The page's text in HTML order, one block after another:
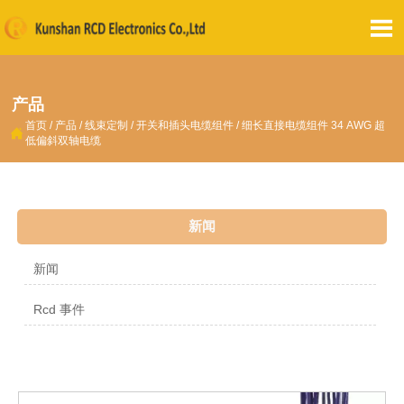

产品
 首页 / 产品 /线束定制 /开关和插头电缆组件 /细长直接电缆组件 34 AWG 超
低偏斜双轴电缆
新闻
新闻
Rcd 事件